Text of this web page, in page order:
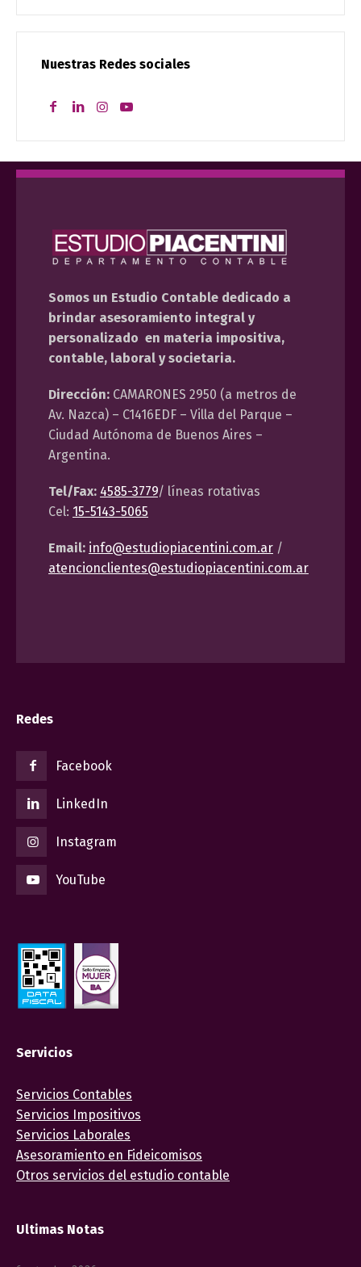
Nuestras Redes sociales
Somos un Estudio Contable dedicado a
brindar asesoramiento integral y
personalizado en materia impositiva,
contable, laboral y societaria.
Dirección: CAMARONES 2950 (a metros de
Av. Nazca) – C1416EDF – Villa del Parque –
Ciudad Autónoma de Buenos Aires –
Argentina.
Tel/Fax: 4585-3779/ líneas rotativas
Cel: 15-5143-5065
Email: info@estudiopiacentini.com.ar /
atencionclientes@estudiopiacentini.com.ar
Redes
Facebook
LinkedIn
Instagram
YouTube
Servicios
Servicios Contables
Servicios Impositivos
Servicios Laborales
Asesoramiento en Fideicomisos
Otros servicios del estudio contable
Ultimas Notas